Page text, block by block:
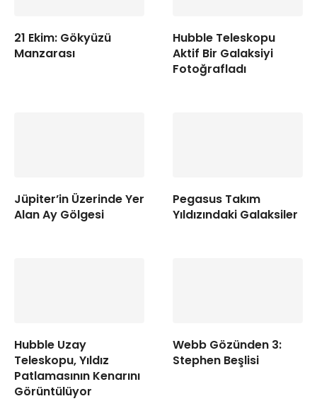
21 Ekim: Gökyüzü
Manzarası
Hubble Teleskopu
Aktif Bir Galaksiyi
Fotoğrafladı
Jüpiter’in Üzerinde Yer
Alan Ay Gölgesi
Pegasus Takım
Yıldızındaki Galaksiler
Hubble Uzay
Teleskopu, Yıldız
Patlamasının Kenarını
Görüntülüyor
Webb Gözünden 3:
Stephen Beşlisi